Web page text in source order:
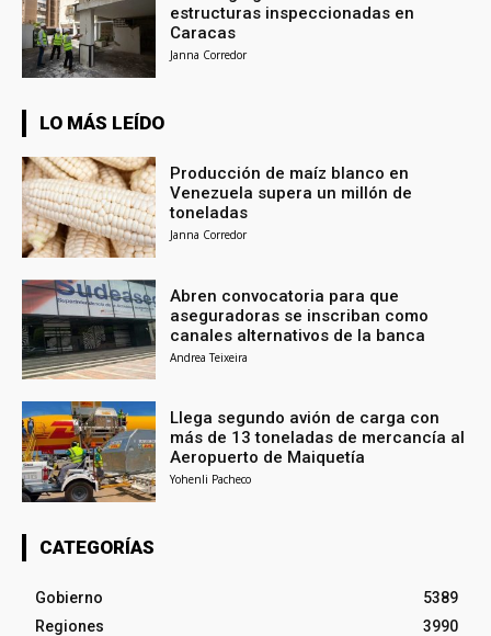
estructuras inspeccionadas en
Caracas
Janna Corredor
LO MÁS LEÍDO
Producción de maíz blanco en
Venezuela supera un millón de
toneladas
Janna Corredor
Abren convocatoria para que
aseguradoras se inscriban como
canales alternativos de la banca
Andrea Teixeira
Llega segundo avión de carga con
más de 13 toneladas de mercancía al
Aeropuerto de Maiquetía
Yohenli Pacheco
CATEGORÍAS
Gobierno
5389
Regiones
3990